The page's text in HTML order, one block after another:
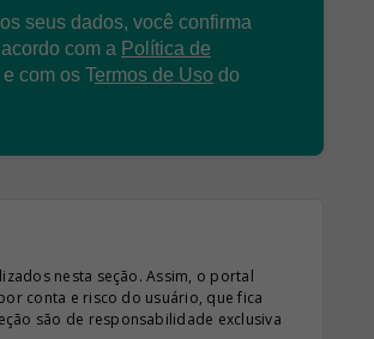
seus dados, você confirma
com a Política de
e com os Termos de Uso do
nesta seção. Assim, o portal
conta e risco do usuário, que fica
são de responsabilidade exclusiva